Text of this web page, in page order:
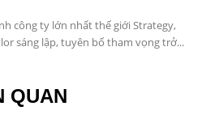
công ty lớn nhất thế giới Strategy,
sáng lập, tuyên bố tham vọng trở...
QUAN